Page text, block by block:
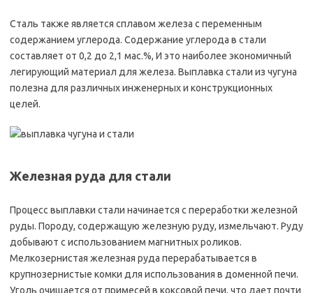
Сталь также является сплавом железа с переменным
содержанием углерода. Содержание углерода в стали
составляет от 0,2 до 2,1 мас.%, И это наиболее экономичный
легирующий материал для железа. Выплавка стали из чугуна
полезна для различных инженерных и конструкционных
целей.
Железная руда для стали
Процесс выплавки стали начинается с переработки железной
руды. Породу, содержащую железную руду, измельчают. Руду
добывают с использованием магнитных роликов.
Мелкозернистая железная руда перерабатывается в
крупнозернистые комки для использования в доменной печи.
Уголь очищается от примесей в коксовой печи, что дает почти